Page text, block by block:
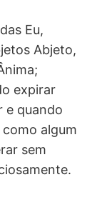
Eu,
Abjeto,
expirar
e quando
algum
sem